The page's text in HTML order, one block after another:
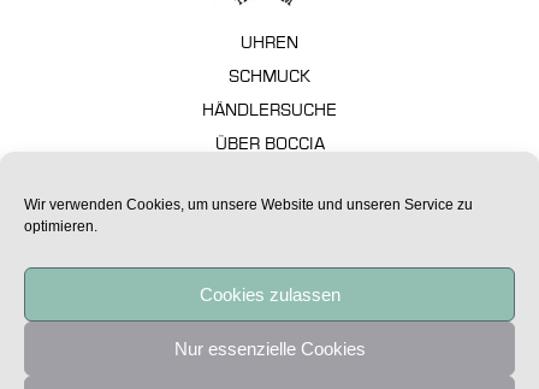
Wir verwenden Cookies, um unsere Website und unseren Service zu
optimieren.
Cookies zulassen
Nur essenzielle Cookies
Alle Preise sind unverbindliche Preisempfehlungen.
Copyright Boccia Titanium 2020
FAQ – TECHNISCHE ASPEKTE
UHREN
SCHMUCK
HÄNDLERSUCHE
ÜBER BOCCIA